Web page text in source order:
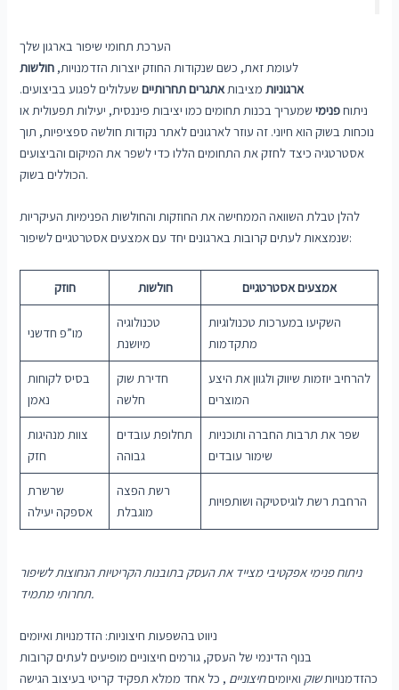
הערכת תחומי שיפור בארגון שלך
לעומת זאת, כשם שנקודות החוזק יוצרות הזדמנויות, חולשות
ארגוניותמציבותאתגרים תחרותייםשעלולים לפגוע בביצועים.
ניתוחפנימישמעריך בכנות תחומים כמו יציבות פיננסית, יעילות תפעולית או
נוכחות בשוק הוא חיוני. זה עוזר לארגונים לאתר נקודות חולשה ספציפיות, תוך
אסטרטגיה כיצד לחזק את התחומים הללו כדי לשפר את המיקום והביצועים
הכוללים בשוק.
להלן טבלת השוואה הממחישה את החוזקות והחולשות הפנימיות העיקריות
שנמצאות לעתים קרובות בארגונים יחד עם אמצעים אסטרטגיים לשיפור:
חוזק חולשות אמצעים אסטרטגיים
מו”פ חדשני
טכנולוגיה
מיושנת
השקיעו במערכות טכנולוגיות
מתקדמות
בסיס לקוחות
נאמן
חדירת שוק
חלשה
להרחיב יוזמות שיווק ולגוון את היצע
המוצרים
צוות מנהיגות
חזק
תחלופת עובדים
גבוהה
שפר את תרבות החברה ותוכניות
שימור עובדים
שרשרת
אספקה ​​יעילה
רשת הפצה
מוגבלת
הרחבת רשת לוגיסטיקה ושותפויות
ניתוח פנימי אפקטיבי מצייד את העסק בתובנות הקריטיות הנחוצות לשיפור
תחרותי מתמיד.
ניווט בהשפעות חיצוניות: הזדמנויות ואיומים
בנוף הדינמי של העסק, גורמים חיצוניים מופיעים לעתים קרובות
כהזדמנויותשוק ואיומיםחיצוניים , כל אחד ממלא תפקיד קריטי בעיצוב הגישה